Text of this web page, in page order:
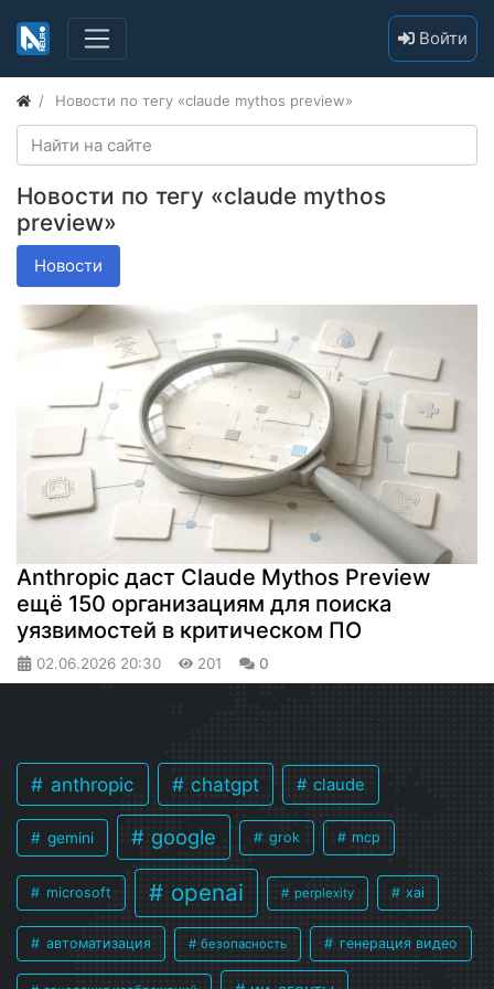
Войти
Новости по тегу «claude mythos preview»
Новости по тегу «claude mythos
preview»
Новости
Anthropic даст Claude Mythos Preview
ещё 150 организациям для поиска
уязвимостей в критическом ПО
02.06.2026 20:30 201 0
anthropic chatgpt claude
gemini google grok mcp
microsoft openai perplexity xai
автоматизация безопасность генерация видео